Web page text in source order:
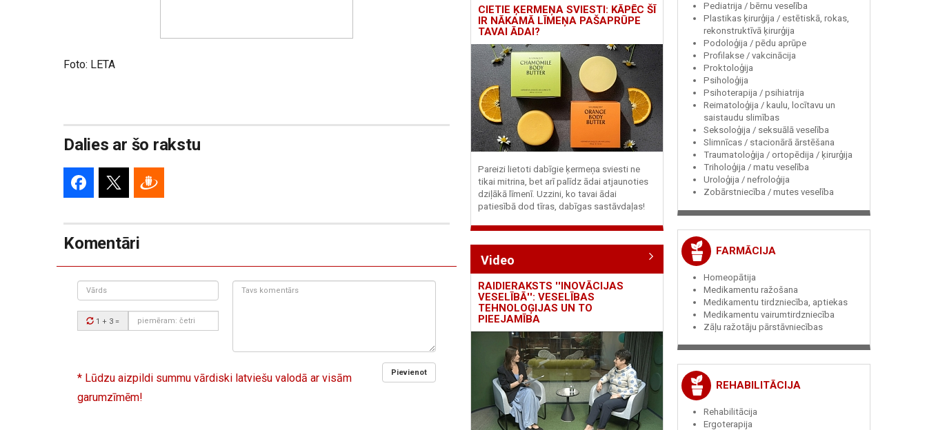
Foto: LETA
Dalies ar šo rakstu
Komentāri
Vārds
Drošības
kods:
1 + 3 =
Tavs
Pievienot
* Lūdzu aizpildi summu vārdiski latviešu valodā ar visām
garumzīmēm!
CIETIE ĶERMEŅA SVIESTI: KĀPĒC ŠĪ
IR NĀKAMĀ LĪMEŅA PAŠAPRŪPE
TAVAI ĀDAI?
Pareizi lietoti dabīgie ķermeņa sviesti ne
tikai mitrina, bet arī palīdz ādai atjaunoties
dziļākā līmenī. Uzzini, ko tavai ādai
patiesībā dod tīras, dabīgas sastāvdaļas!
Video
RAIDIERAKSTS ''INOVĀCIJAS
VESELĪBĀ'': VESELĪBAS
TEHNOLOĢIJAS UN TO
PIEEJAMĪBA
Pediatrija / bērnu veselība
Plastikas ķirurģija / estētiskā, rokas,
rekonstruktīvā ķirurģija
Podoloģija / pēdu aprūpe
Profilakse / vakcinācija
Proktoloģija
Psiholoģija
Psihoterapija / psihiatrija
Reimatoloģija / kaulu, locītavu un
saistaudu slimības
Seksoloģija / seksuālā veselība
Slimnīcas / stacionārā ārstēšana
Traumatoloģija / ortopēdija / ķirurģija
Triholoģija / matu veselība
Uroloģija / nefroloģija
Zobārstniecība / mutes veselība
FARMĀCIJA
Homeopātija
Medikamentu ražošana
Medikamentu tirdzniecība, aptiekas
Medikamentu vairumtirdzniecība
Zāļu ražotāju pārstāvniecības
REHABILITĀCIJA
Rehabilitācija
Ergoterapija